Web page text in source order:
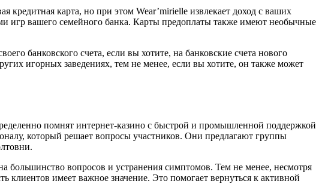
карта, но при этом Wear’mirielle извлекает доход с ваших
игр вашего семейного банка. Карты предоплаты также имеют необычные
банковского счета, если вы хотите, на банковские счета нового
игорных заведениях, тем не менее, если вы хотите, он также может
помнят интернет-казино с быстрой и промышленной поддержкой
который решает вопросы участников. Они предлагают группы
большинство вопросов и устранения симптомов. Тем не менее, несмотря
клиентов имеет важное значение. Это помогает вернуться к активной